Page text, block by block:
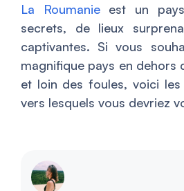
La Roumanieest un
secrets, de lieux
captivantes. Si vous
magnifique pays en dehors
et loin des foules, voici les
vers lesquels vous devriez